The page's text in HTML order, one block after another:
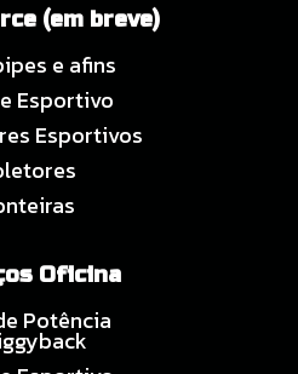
(em breve)
e afins
Esportivo
Esportivos
Oficina
Potência